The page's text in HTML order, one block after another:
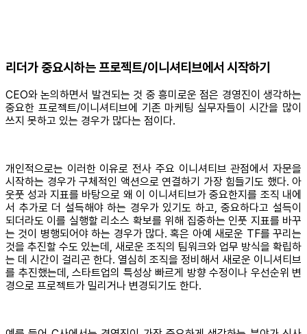
리더가 중요시하는 프로젝트/이니셔티브에서 시작하기
CEO와 논의하면서 발견되는 것 중 흥미로운 점은 경영진이 생각하는
중요한 프로젝트/이니셔티브에 기존 마케팅 실무자들이 시간을 많이
쓰지 못하고 있는 경우가 많다는 점이다.
개인적으로는 이러한 이유로 전사 주요 이니셔티브 관점에서 자문을
시작하는 경우가 구체적인 액션으로 연결하기 가장 힘들기도 했다. 아
웃풋 성과 지표를 바탕으로 왜 이 이니셔티브가 중요한지를 조직 내에
서 추가로 더 설득해야 하는 경우가 있기도 하고, 중요하다고 설득이
되더라도 이를 실행할 리소스 확보를 위해 집중하는 인풋 지표를 바꾸
는 것이 병행되어야 하는 경우가 많다. 혹은 아예 새로운 TF를 꾸리는
것을 추진할 수도 있는데, 새로운 조직의 팀워크와 업무 방식을 확립하
는 데 시간이 걸리곤 한다. 열심히 조직을 정비해서 새로운 이니셔티브
를 추진했는데, 스타트업의 특성상 빠르게 방향 수정이나 우선순위 변
경으로 프로젝트가 밀리거나 변경되기도 한다.